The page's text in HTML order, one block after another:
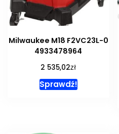
Milwaukee M18 F2VC23L-0
4933478964
2 535,02zł
Sprawdź!